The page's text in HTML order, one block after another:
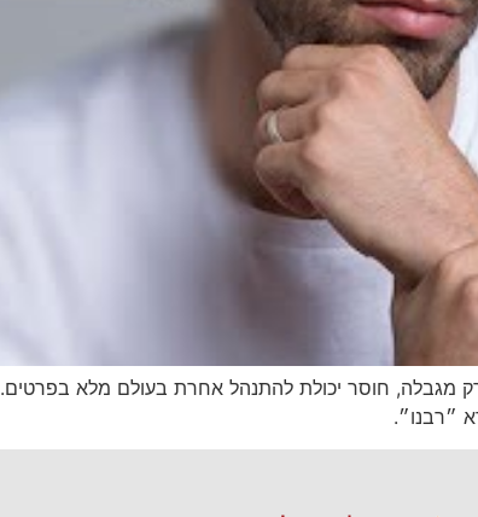
מגבלה, חוסר יכולת להתנהל אחרת בעולם מלא בפרטים.
״רבנו״.